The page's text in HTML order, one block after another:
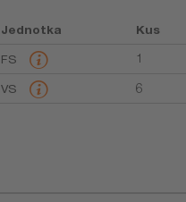
Jednotka Kus
FS 1
VS 6